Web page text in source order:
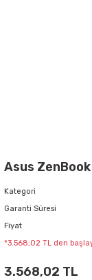
Asus
Kategori
Garanti Süresi
Fiyat
*3.568,02 TL den
3.568,02 TL